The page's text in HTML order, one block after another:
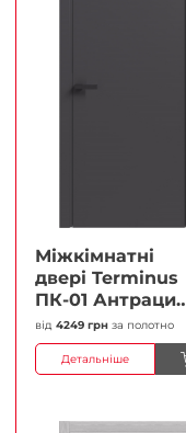
Міжкімнатні
двері Terminus
ПК-01 Антрацит
(п/п) Глухі
Плівка
від 4249 грн за полотно
Детальніше